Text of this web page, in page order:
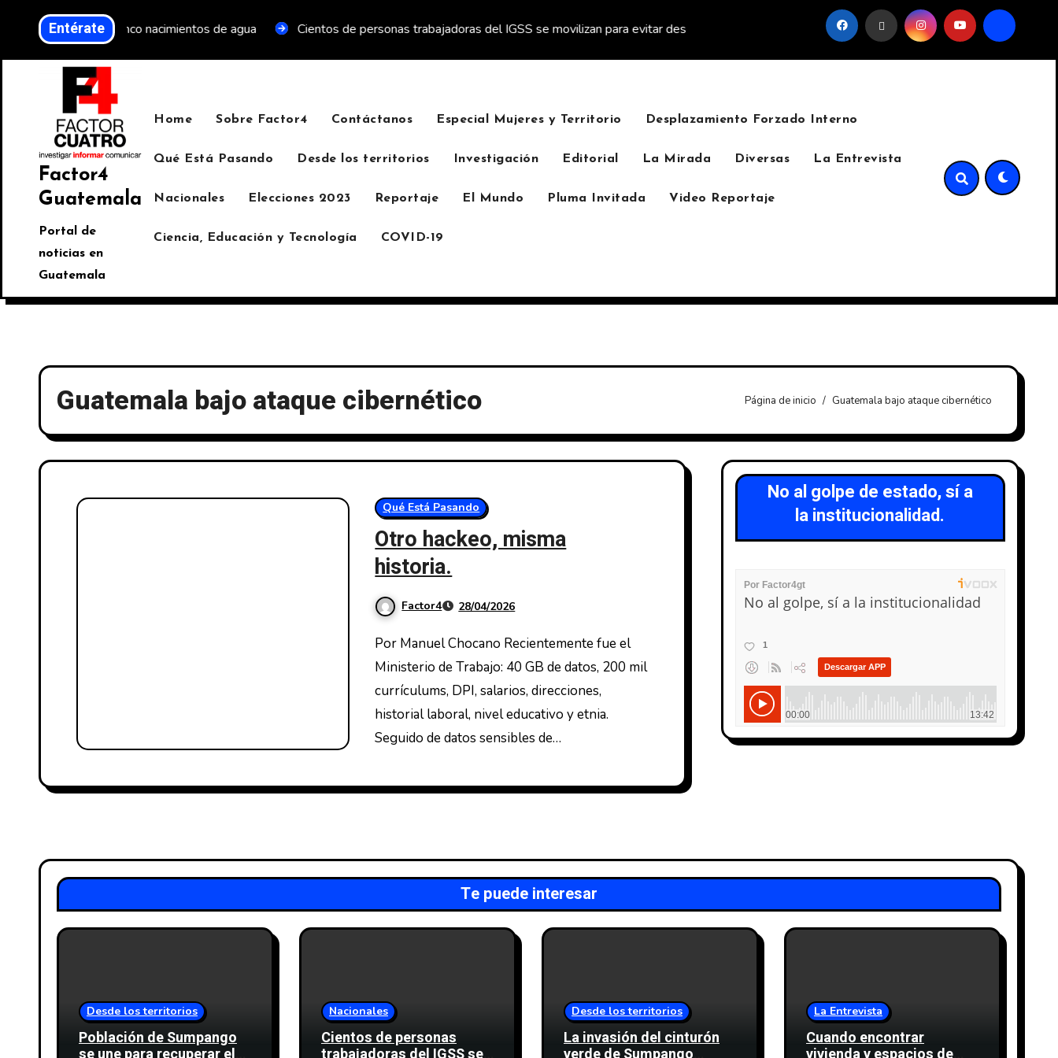
Entérate
y proteger cinco nacimientos de agua Cientos de personas trabajadoras del IGSS se movilizan para evitar descuento a favor del sindicato La invasión del cinturón verde de
Factor4
Guatemala
Portal de
noticias en
Guatemala
Home Sobre Factor4 Contáctanos Especial Mujeres y Territorio Desplazamiento Forzado Interno
Qué Está Pasando Desde los territorios Investigación Editorial La Mirada Diversas La Entrevista
Nacionales Elecciones 2023 Reportaje El Mundo Pluma Invitada Video Reportaje
Ciencia, Educación y Tecnología COVID-19
Guatemala bajo ataque cibernético Página de inicio Guatemala bajo ataque cibernético
Qué Está Pasando
Otro hackeo, misma
historia.
Factor4 28/04/2026
Por Manuel Chocano Recientemente fue el
Ministerio de Trabajo: 40 GB de datos, 200 mil
currículums, DPI, salarios, direcciones,
historial laboral, nivel educativo y etnia.
Seguido de datos sensibles de…
No al golpe de estado, sí a
la institucionalidad.
Te puede interesar
Desde los territorios
Población de Sumpango
Nacionales
Cientos de personas
Desde los territorios
La invasión del cinturón
La Entrevista
Cuando encontrar